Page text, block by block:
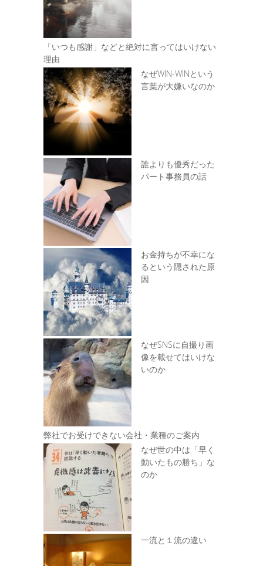
「いつも感謝」などと絶対に言ってはいけない
理由
なぜWIN-WINという
言葉が大嫌いなのか
誰よりも優秀だった
パート事務員の話
お金持ちが不幸にな
るという隠された原
因
なぜSNSに自撮り画
像を載せてはいけな
いのか
弊社でお受けできない会社・業種のご案内
なぜ世の中は「早く
動いたもの勝ち」な
のか
一流と１流の違い